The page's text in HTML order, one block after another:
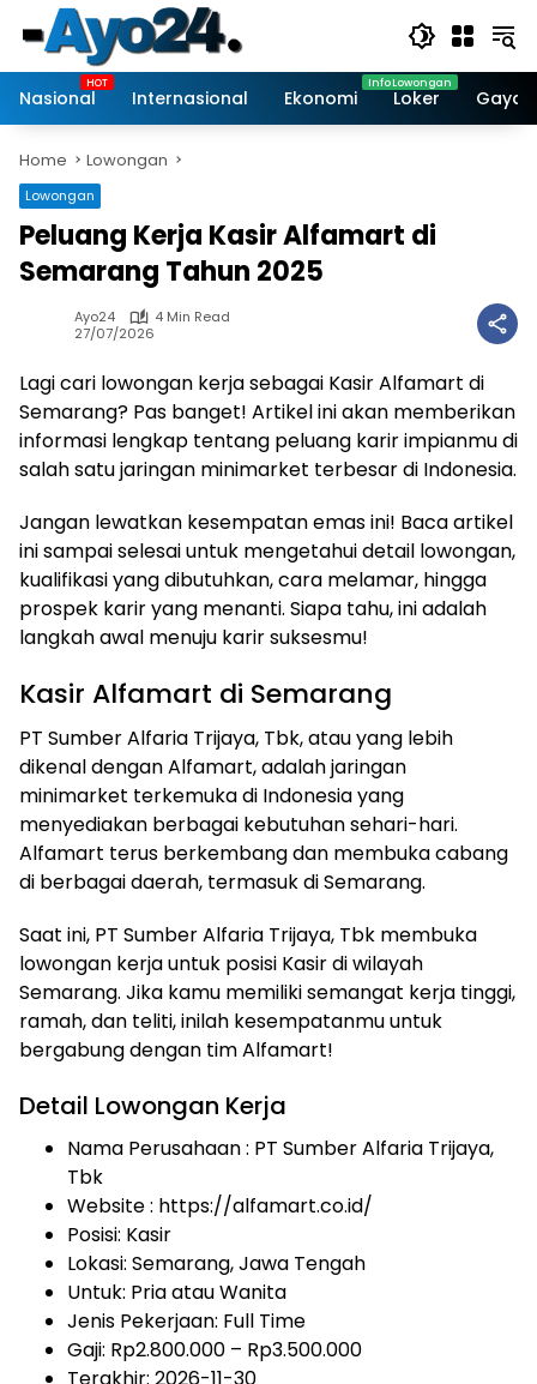
content
Nasional
Internasional Ekonomi Loker Gaya
Home Lowongan
Lowongan
Peluang Kerja Kasir Alfamart di
Semarang Tahun 2025
Ayo24
4 Min Read
27/07/2026
Lagi cari lowongan kerja sebagai Kasir Alfamart di
Semarang? Pas banget! Artikel ini akan memberikan
informasi lengkap tentang peluang karir impianmu di
salah satu jaringan minimarket terbesar di Indonesia.
Jangan lewatkan kesempatan emas ini! Baca artikel
ini sampai selesai untuk mengetahui detail lowongan,
kualifikasi yang dibutuhkan, cara melamar, hingga
prospek karir yang menanti. Siapa tahu, ini adalah
langkah awal menuju karir suksesmu!
Kasir Alfamart di Semarang
PT Sumber Alfaria Trijaya, Tbk, atau yang lebih
dikenal dengan Alfamart, adalah jaringan
minimarket terkemuka di Indonesia yang
menyediakan berbagai kebutuhan sehari-hari.
Alfamart terus berkembang dan membuka cabang
di berbagai daerah, termasuk di Semarang.
Saat ini, PT Sumber Alfaria Trijaya, Tbk membuka
lowongan kerja untuk posisi Kasir di wilayah
Semarang. Jika kamu memiliki semangat kerja tinggi,
ramah, dan teliti, inilah kesempatanmu untuk
bergabung dengan tim Alfamart!
Detail Lowongan Kerja
Nama Perusahaan : PT Sumber Alfaria Trijaya,
Tbk
Website : https://alfamart.co.id/
Posisi: Kasir
Lokasi: Semarang, Jawa Tengah
Untuk: Pria atau Wanita
Jenis Pekerjaan: Full Time
Gaji: Rp2.800.000 – Rp3.500.000